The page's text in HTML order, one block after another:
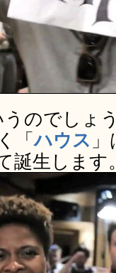
のでしょ
「ハウス
誕生します